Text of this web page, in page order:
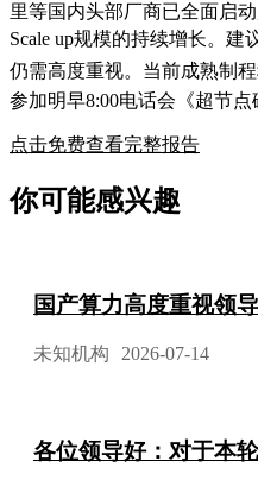
里等国内头部厂商已全面启
Scale up规模的持续增长。
仍需高度重视。当前成熟制
参加明早8:00电话会《超节点
点击免费查看完整报告
你可能感兴趣
国产算力高度重视领
未知机构 2026-07-14
各位领导好：对于本